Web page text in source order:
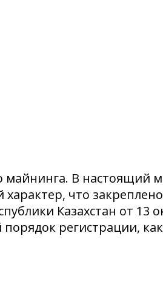
В настоящий
что
Казахстан от 13
регистрации,